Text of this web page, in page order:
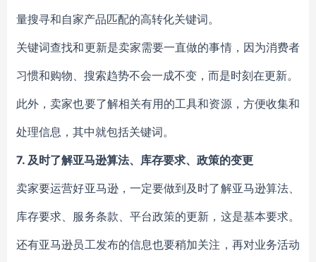
量搜寻和自家产品匹配的高转化关键词。
关键词查找和更新是卖家需要一直做的事情，因为消费者
习惯和购物、搜索趋势不会一成不变，而是时刻在更新。
此外，卖家也要了解相关有用的工具和资源，方便收集和
处理信息，其中就包括关键词。
7. 及时了解亚马逊算法、库存要求、政策的变更
卖家要运营好亚马逊，一定要做到及时了解亚马逊算法、
库存要求、服务条款、平台政策的更新，这是基本要求。
还有亚马逊员工发布的信息也要稍加关注，再对业务活动